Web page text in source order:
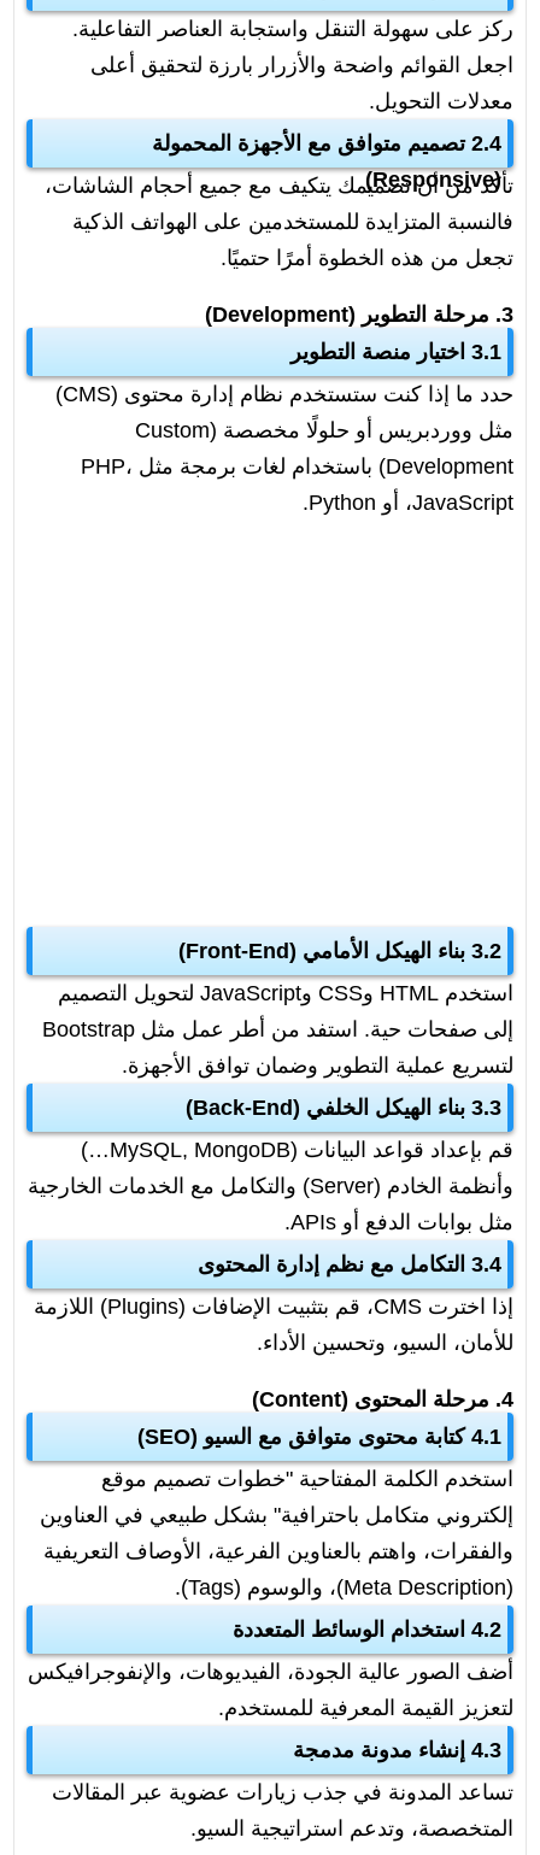
ركز على سهولة التنقل واستجابة العناصر التفاعلية.
اجعل القوائم واضحة والأزرار بارزة لتحقيق أعلى
معدلات التحويل.
2.4 تصميم متوافق مع الأجهزة المحمولة
(Responsive)
تأكد من أن تصميمك يتكيف مع جميع أحجام الشاشات،
فالنسبة المتزايدة للمستخدمين على الهواتف الذكية
تجعل من هذه الخطوة أمرًا حتميًا.
3. مرحلة التطوير (Development)
3.1 اختيار منصة التطوير
حدد ما إذا كنت ستستخدم نظام إدارة محتوى (CMS)
مثل ووردبريس أو حلولًا مخصصة (Custom
Development) باستخدام لغات برمجة مثل PHP،
JavaScript، أو Python.
3.2 بناء الهيكل الأمامي (Front-End)
استخدم HTML وCSS وJavaScript لتحويل التصميم
إلى صفحات حية. استفد من أطر عمل مثل Bootstrap
لتسريع عملية التطوير وضمان توافق الأجهزة.
3.3 بناء الهيكل الخلفي (Back-End)
قم بإعداد قواعد البيانات (MySQL, MongoDB…)
وأنظمة الخادم (Server) والتكامل مع الخدمات الخارجية
مثل بوابات الدفع أو APIs.
3.4 التكامل مع نظم إدارة المحتوى
إذا اخترت CMS، قم بتثبيت الإضافات (Plugins) اللازمة
للأمان، السيو، وتحسين الأداء.
4. مرحلة المحتوى (Content)
4.1 كتابة محتوى متوافق مع السيو (SEO)
استخدم الكلمة المفتاحية "خطوات تصميم موقع
إلكتروني متكامل باحترافية" بشكل طبيعي في العناوين
والفقرات، واهتم بالعناوين الفرعية، الأوصاف التعريفية
(Meta Description)، والوسوم (Tags).
4.2 استخدام الوسائط المتعددة
أضف الصور عالية الجودة، الفيديوهات، والإنفوجرافيكس
لتعزيز القيمة المعرفية للمستخدم.
4.3 إنشاء مدونة مدمجة
تساعد المدونة في جذب زيارات عضوية عبر المقالات
المتخصصة، وتدعم استراتيجية السيو.